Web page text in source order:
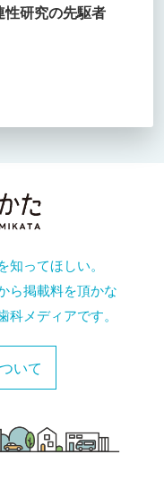
性研究の先駆者
知ってほしい。
ら掲載料を頂かな
メディアです。
いて